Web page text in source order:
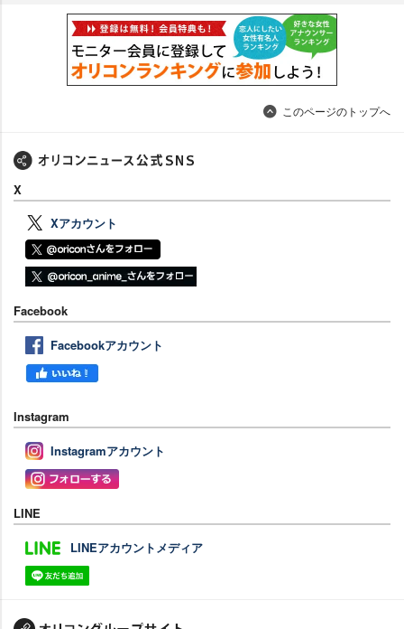
このページのトップへ
X
Xアカウント
Facebook
Facebookアカウント
Instagram
Instagramアカウント
LINE
LINEアカウントメディア